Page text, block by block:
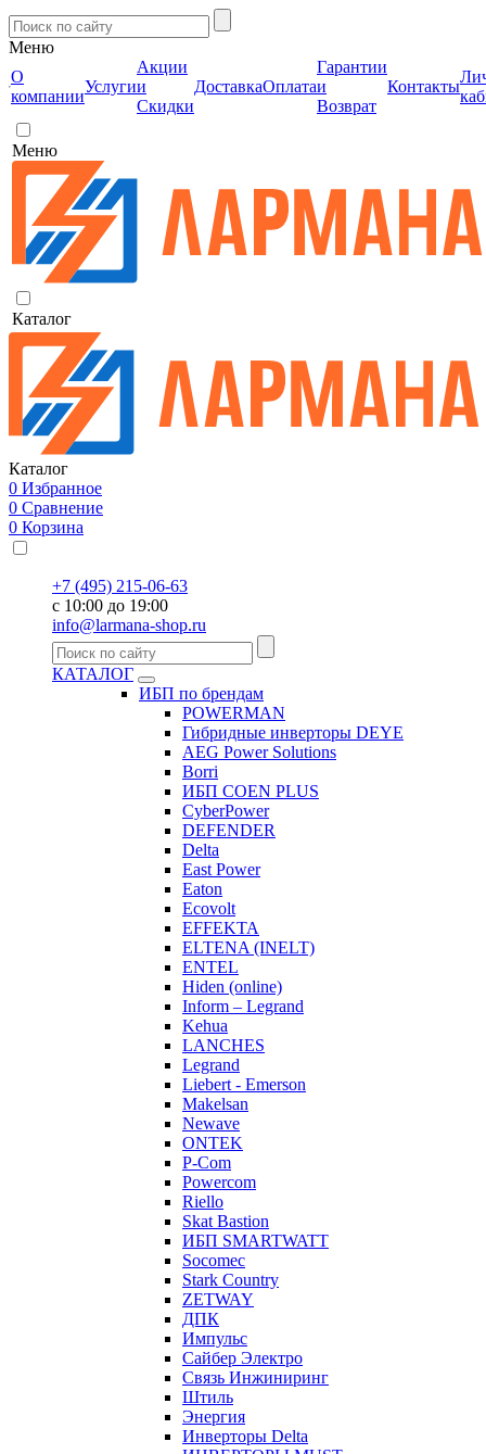
Меню
О
компании
Услуги
Акции
и
Скидки
ДоставкаОплата
Гарантии
и
Возврат
Контакты
Меню
Каталог
Каталог
0 Избранное
0 Сравнение
0 Корзина
+7 (495) 215-06-63
с 10:00 до 19:00
info@larmana-shop.ru
КАТАЛОГ
ИБП по брендам
POWERMAN
Гибридные инверторы DEYE
AEG Power Solutions
Borri
ИБП COEN PLUS
CyberPower
DEFENDER
Delta
East Power
Eaton
Ecovolt
EFFEKTA
ELTENA (INELT)
ENTEL
Hiden (online)
Inform – Legrand
Kehua
LANCHES
Legrand
Liebert - Emerson
Makelsan
Newave
ONTEK
P-Com
Powercom
Riello
Skat Bastion
ИБП SMARTWATT
Socomec
Stark Country
ZETWAY
ДПК
Импульс
Сайбер Электро
Связь Инжиниринг
Штиль
Энергия
Инверторы Delta